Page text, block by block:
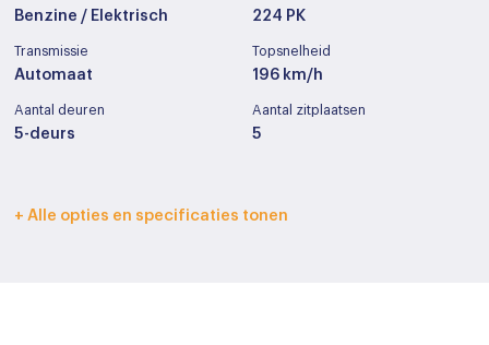
Benzine / Elektrisch 224 PK
Transmissie
Automaat
Topsnelheid
196 km/h
Aantal deuren
5-deurs
Aantal zitplaatsen
5
Interieurkleur
+ Alle opties en specificaties tonen